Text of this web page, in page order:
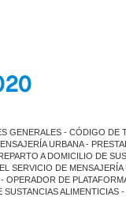
GENERALES - CÓDIGO DE
URBANA -
A DOMICILIO DE
SERVICIO DE
DE
SUSTANCIAS